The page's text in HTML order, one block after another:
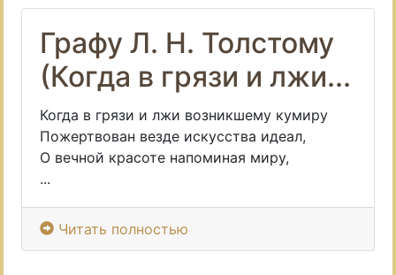
Графу Л. Н. Толстому
(Когда в грязи и лжи...
Когда в грязи и лжи возникшему кумиру
Пожертвован везде искусства идеал,
О вечной красоте напоминая миру,
...
Читать полностью